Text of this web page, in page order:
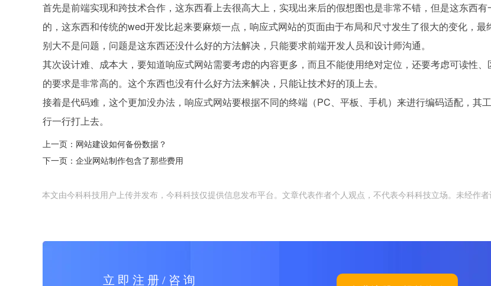
首先是前端实现和跨技术合作，这东西看上去很高大上，实现出来后的假想图也是非常不错，但是这东西
的，这东西和传统的wed开发比起来要麻烦一点，响应式网站的页面由于布局和尺寸发生了很大的变化，
别大不是问题，问题是这东西还没什么好的方法解决，只能要求前端开发人员和设计师沟通。
其次设计难、成本大，要知道响应式网站需要考虑的内容更多，而且不能使用绝对定位，还要考虑可读性
的要求是非常高的。这个东西也没有什么好方法来解决，只能让技术好的顶上去。
接着是代码难，这个更加没办法，响应式网站要根据不同的终端（PC、平板、手机）来进行编码适配，其
行一行打上去。
上一页： 网站建设如何备份数据？
下一页： 企业网站制作包含了那些费用
本文由今科科技用户上传并发布，今科科技仅提供信息发布平台。文章代表作者个人观点，不代表今科科技立场。未经作
立 即 注 册 / 咨 询